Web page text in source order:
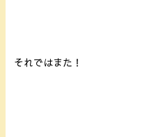
それではまた！